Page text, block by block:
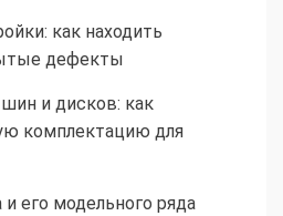
как находить
дефекты
и дисков: как
комплектацию для
и его модельного ряда